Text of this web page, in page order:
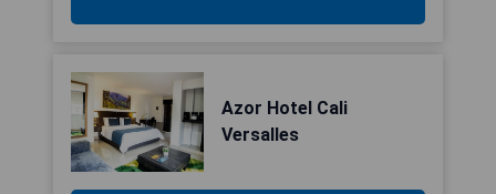
Azor Hotel Cali
Versalles